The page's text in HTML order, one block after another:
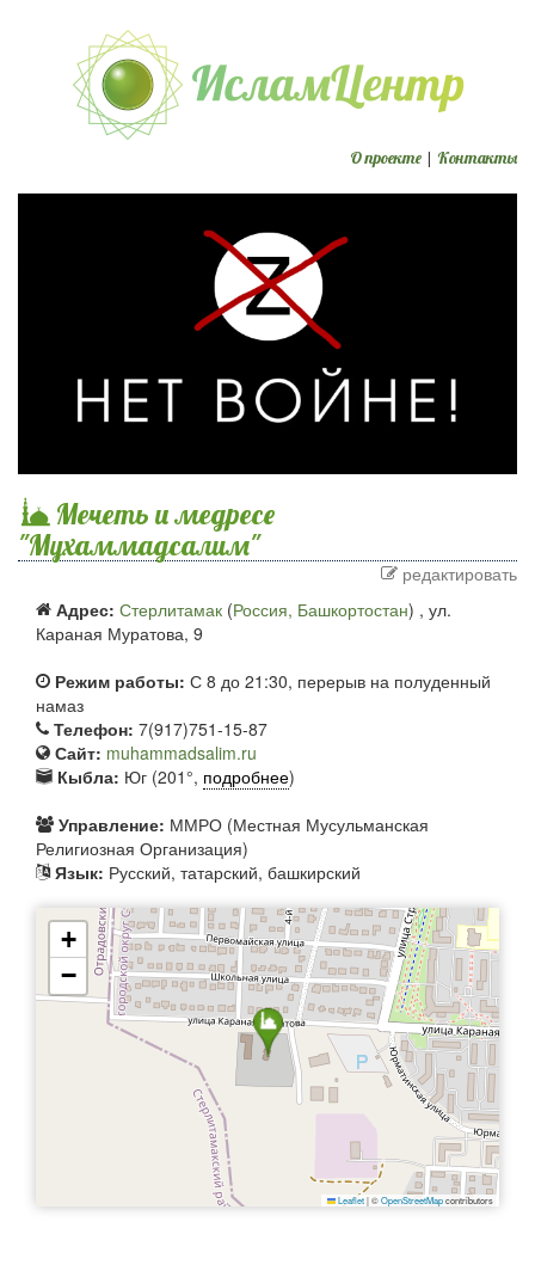
О проекте | Контакты
Мечеть и медресе
"Мухаммадсалим"
редактировать
Адрес: Стерлитамак (Россия, Башкортостан) , ул.
Караная Муратова, 9
Режим работы: С 8 до 21:30, перерыв на полуденный
намаз
Телефон: 7(917)751-15-87
Сайт: muhammadsalim.ru
Кыбла: Юг (201°, подробнее)
Управление: ММРО (Местная Мусульманская
Религиозная Организация)
Язык: Русский, татарский, башкирский
+
−
Leaflet|©OpenStreetMapcontributors